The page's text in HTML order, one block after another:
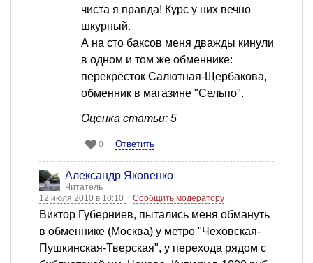
чиста я правда! Курс у них вечно
шкурный.
А на сто баксов меня дважды кинули
в одном и том же обменнике:
перекрёсток Салютная-Щербакова,
обменник в магазине "Сельпо".
Оценка статьи: 5
0 Ответить
Александр Яковенко
Читатель
12 июля 2010 в 10:10
Сообщить модератору
Виктор Губерниев, пытались меня обмануть
в обменнике (Москва) у метро "Чеховская-
Пушкинская-Тверская", у перехода рядом с